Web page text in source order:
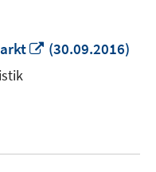
In
(30.09.2016)